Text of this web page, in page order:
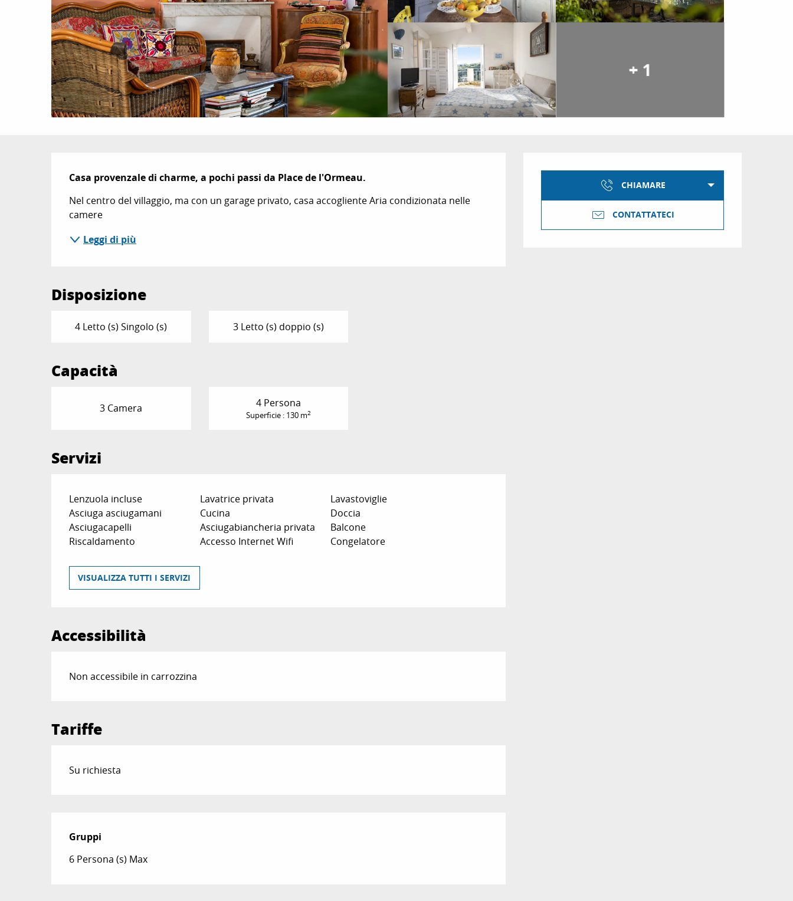
+ 1
Orari e contatti
CHIAMARE
CONTATTATECI
Descrizione
Casa provenzale di charme, a pochi passi da Place de l'Ormeau.
Nel centro del villaggio, ma con un garage privato, casa accogliente Aria condizionata nelle
camere
Leggi di più
Disposizione
4 Letto (s) Singolo (s) 3 Letto (s) doppio (s)
Capacità
3 Camera 4 Persona
Superficie : 130 m2
Servizi
Lenzuola incluse Lavatrice privata
Lavastoviglie
Asciuga asciugamani
Cucina
Doccia
Asciugacapelli
Asciugabiancheria privata
Balcone
Riscaldamento
Accesso Internet Wifi Congelatore
VISUALIZZA TUTTI I SERVIZI
Accessibilità
Non accessibile in carrozzina
Tariffe
Su richiesta
Gruppi
Gruppi
6 Persona (s) Max